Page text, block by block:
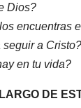
Dios?
encuentras
seguir a Cristo?
en tu vida?
DE